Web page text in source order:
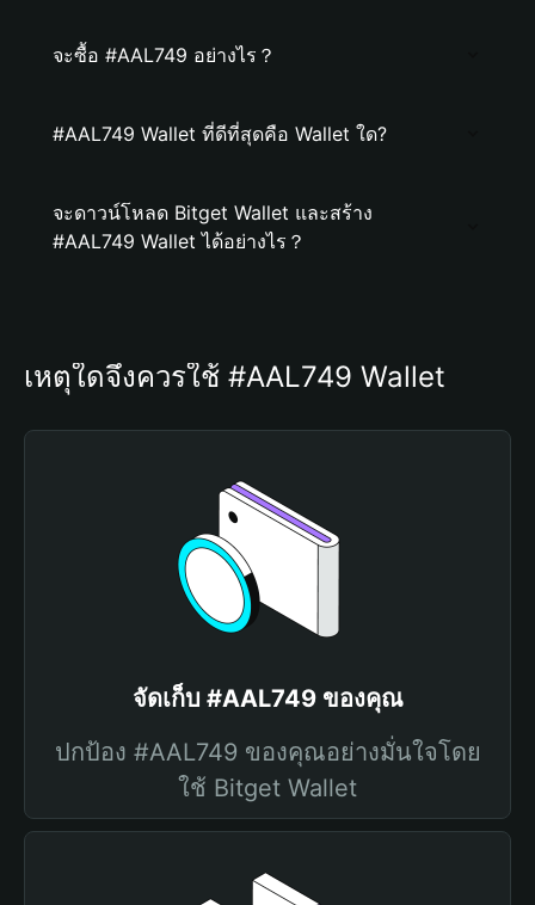
จะซื้อ #AAL749 อย่างไร？
#AAL749 Wallet ที่ดีที่สุดคือ Wallet ใด?
จะดาวน์โหลด Bitget Wallet และสร้าง
#AAL749 Wallet ได้อย่างไร？
เหตุใดจึงควรใช้ #AAL749 Wallet
จัดเก็บ #AAL749 ของคุณ
ปกป้อง #AAL749 ของคุณอย่างมั่นใจโดย
ใช้ Bitget Wallet